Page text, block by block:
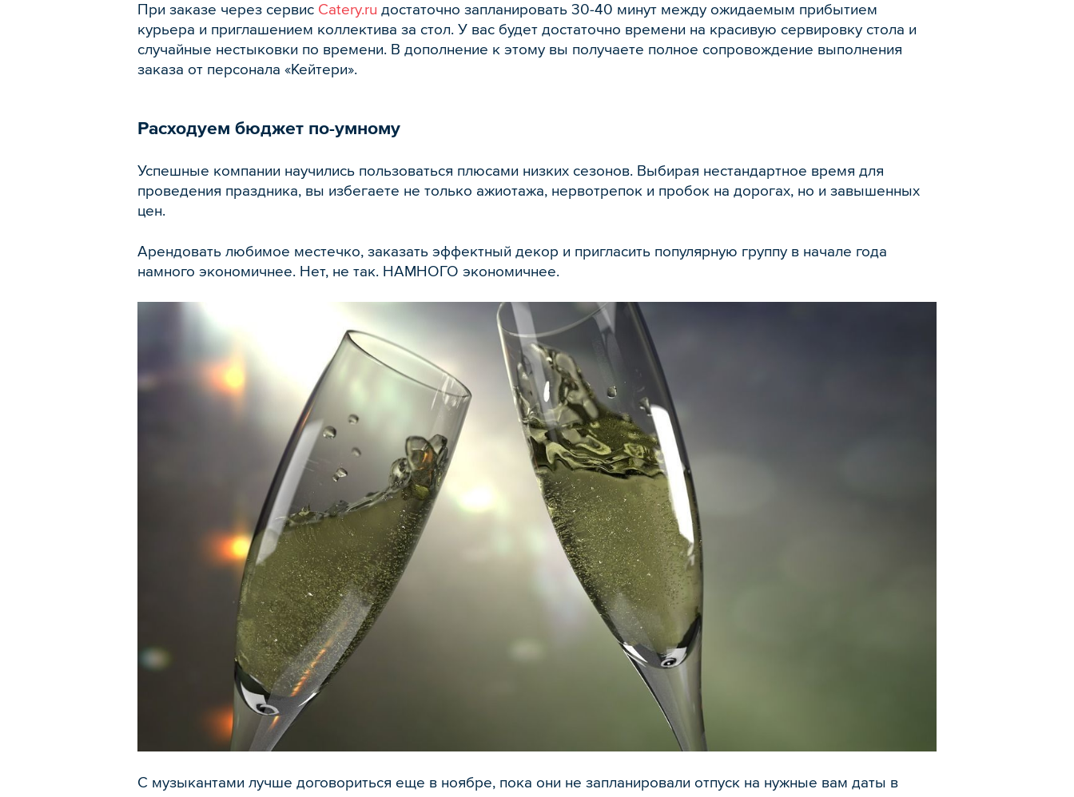
При заказе через сервис Catery.ru достаточно запланировать 30-40 минут между ожидаемым прибытием
курьера и приглашением коллектива за стол. У вас будет достаточно времени на красивую сервировку стола и
случайные нестыковки по времени. В дополнение к этому вы получаете полное сопровождение выполнения
заказа от персонала «Кейтери».
Расходуем бюджет по-умному
Успешные компании научились пользоваться плюсами низких сезонов. Выбирая нестандартное время для
проведения праздника, вы избегаете не только ажиотажа, нервотрепок и пробок на дорогах, но и завышенных
цен.
Арендовать любимое местечко, заказать эффектный декор и пригласить популярную группу в начале года
намного экономичнее. Нет, не так. НАМНОГО экономичнее.
С музыкантами лучше договориться еще в ноябре, пока они не запланировали отпуск на нужные вам даты в